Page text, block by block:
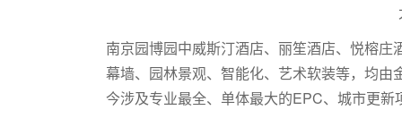
南京园博园中威斯汀酒店、丽笙酒店、悦榕
幕墙、园林景观、智能化、艺术软装等，均
今涉及专业最全、单体最大的EPC、城市更新